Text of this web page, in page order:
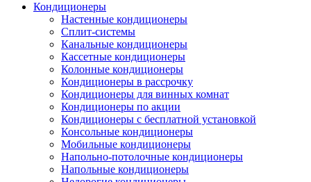
Кондиционеры
Настенные кондиционеры
Сплит-системы
Канальные кондиционеры
Кассетные кондиционеры
Колонные кондиционеры
Кондиционеры в рассрочку
Кондиционеры для винных комнат
Кондиционеры по акции
Кондиционеры с бесплатной установкой
Консольные кондиционеры
Мобильные кондиционеры
Напольно-потолочные кондиционеры
Напольные кондиционеры